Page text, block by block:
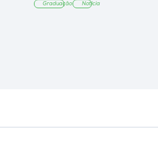
Graduação Notícia